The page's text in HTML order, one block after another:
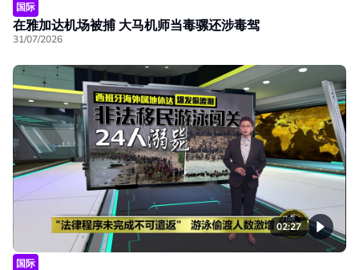
国际
在雅加达机场被捕 大马机师当毒骡还涉毒驾
31/07/2026
02:27
国际